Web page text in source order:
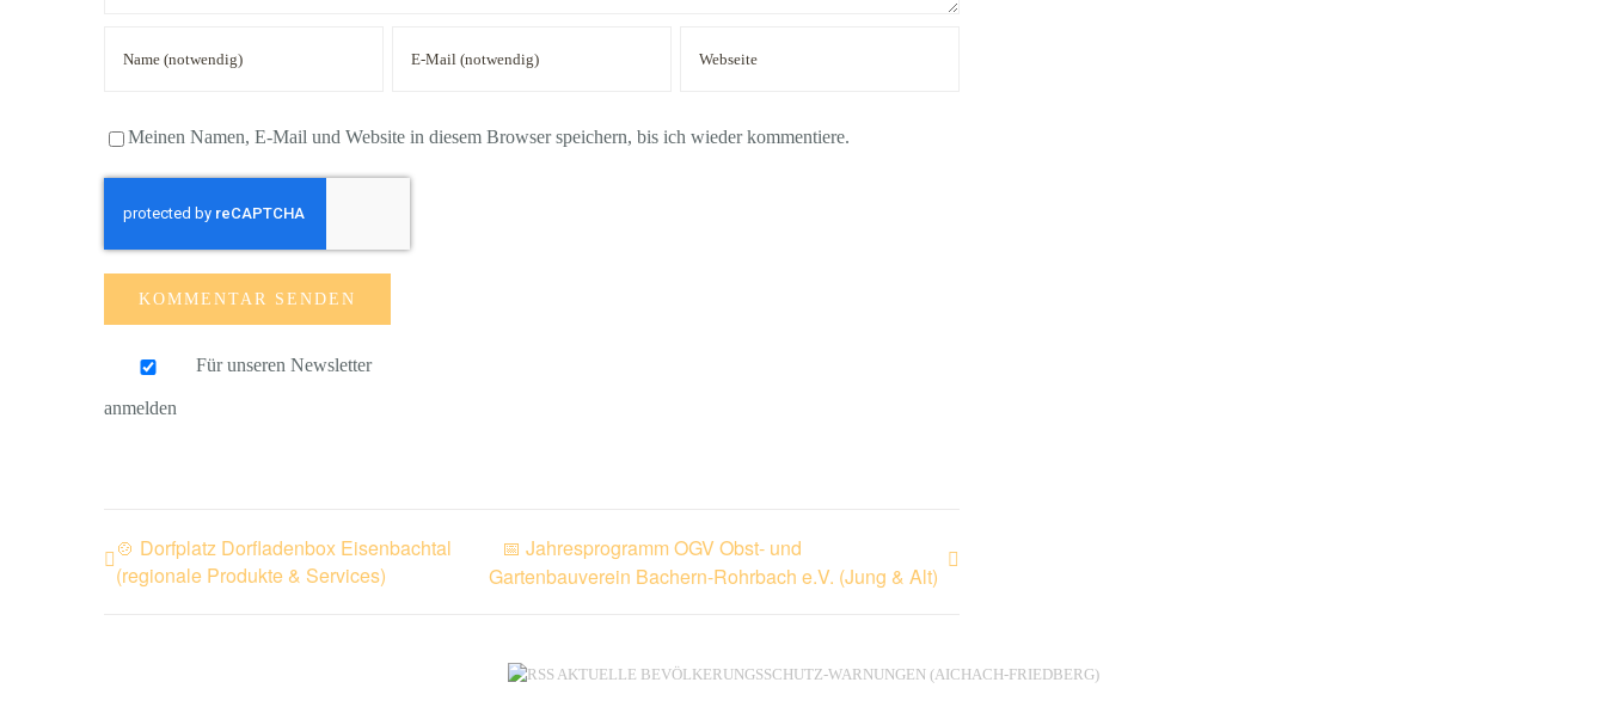
Meinen Namen, E-Mail und Website in diesem Browser speichern, bis ich wieder kommentiere.
Für unseren Newsletter
anmelden
🍲 Dorfplatz Dorfladenbox Eisenbachtal
(regionale Produkte & Services)
📅 Jahresprogramm OGV Obst- und
Gartenbauverein Bachern-Rohrbach e.V. (Jung & Alt)
AKTUELLE BEVÖLKERUNGSSCHUTZ-WARNUNGEN (AICHACH-FRIEDBERG)